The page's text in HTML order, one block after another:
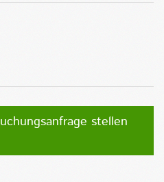
stellen